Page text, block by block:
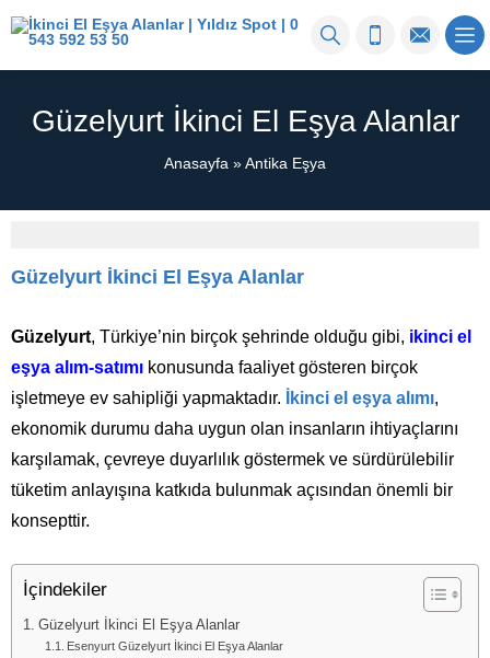
Güzelyurt İkinci El Eşya Alanlar
Anasayfa »Antika Eşya
Güzelyurt İkinci El Eşya Alanlar
Güzelyurt, Türkiye’nin birçok şehrinde olduğu gibi, ikinci el
eşya alım-satımı konusunda faaliyet gösteren birçok
işletmeye ev sahipliği yapmaktadır.
İkinci el eşya alımı,
ekonomik durumu daha uygun olan insanların ihtiyaçlarını
karşılamak, çevreye duyarlılık göstermek ve sürdürülebilir
tüketim anlayışına katkıda bulunmak açısından önemli bir
konsepttir.
İçindekiler
Güzelyurt İkinci El Eşya Alanlar
Esenyurt Güzelyurt İkinci El Eşya Alanlar